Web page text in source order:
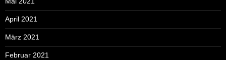
April 2021
März 2021
Februar 2021